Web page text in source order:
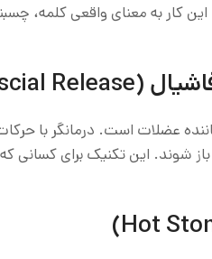
کار به معنای واقعی کلمه،
عضلات است. درمانگر با
شوند. این تکنیک برای کسانی